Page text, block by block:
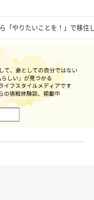
「やりたいことを！」で移